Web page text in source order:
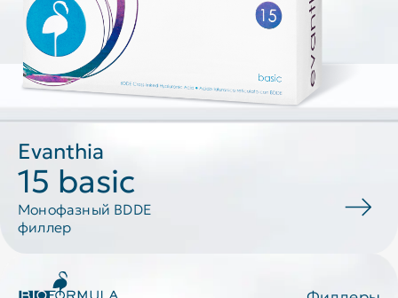
Evanthia
15 basic
Монофазный BDDE
филлер